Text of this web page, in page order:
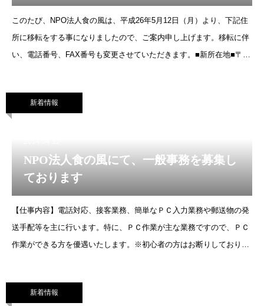
このたび、NPO法人食の風は、平成26年5月12日（月）より、下記住
所に移転をする事になりましたので、ご案内申し上げます。移転に伴
い、電話番号、FAX番号も変更させていただきます。■新所在地■〒
新着情報
NPO法人食の風にて、一般事務を募集し
ております
【仕事内容】電話対応、接客業務、簡単なＰＣ入力業務や郵送物の発
送手配等を主に行います。特に、ＰＣ作業が主な業務ですので、ＰＣ
作業ができる方を優遇いたします。※初心者の方はお断りしておりま
新着情報